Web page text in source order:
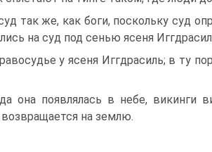
так же, как боги, поскольку суд
на суд под сенью ясеня
у ясеня Иггдрасиль; в ту
она появлялась в небе, викинги
на землю.